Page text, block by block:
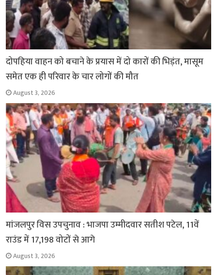
दोपहिया वाहन को बचाने के प्रयास में दो कारों की भिड़ंत, मासूम
समेत एक ही परिवार के चार लोगों की मौत
August 3, 2026
मांजलपुर विस उपचुनाव : भाजपा उम्मीदवार सतीश पटेल, 11वें
राउंड में 17,198 वोटों से आगे
August 3, 2026